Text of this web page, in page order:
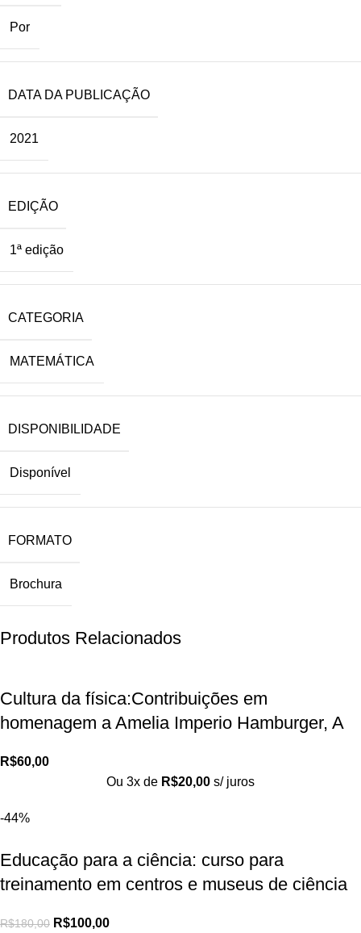
Por
DATA DA PUBLICAÇÃO
2021
EDIÇÃO
1ª edição
CATEGORIA
MATEMÁTICA
DISPONIBILIDADE
Disponível
FORMATO
Brochura
Produtos Relacionados
Cultura da física:Contribuições em
homenagem a Amelia Imperio Hamburger, A
R$60,00
Ou 3x de R$20,00 s/ juros
-44%
Educação para a ciência: curso para
treinamento em centros e museus de ciência
R$180,00 R$100,00